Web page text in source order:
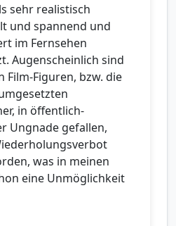
sehr realistisch
und spannend und
im Fernsehen
Augenscheinlich sind
Film-Figuren, bzw. die
in öffentlich-
Ungnade gefallen,
was in meinen
eine Unmöglichkeit